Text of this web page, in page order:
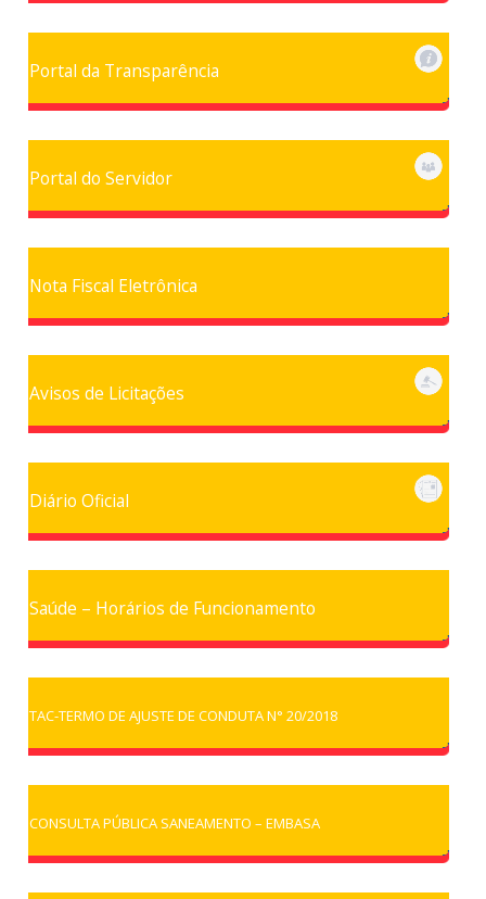
Portal da Transparência
Portal do Servidor
Nota Fiscal Eletrônica
Avisos de Licitações
Diário Oficial
Saúde – Horários de Funcionamento
TAC-TERMO DE AJUSTE DE CONDUTA N° 20/2018
CONSULTA PÚBLICA SANEAMENTO – EMBASA